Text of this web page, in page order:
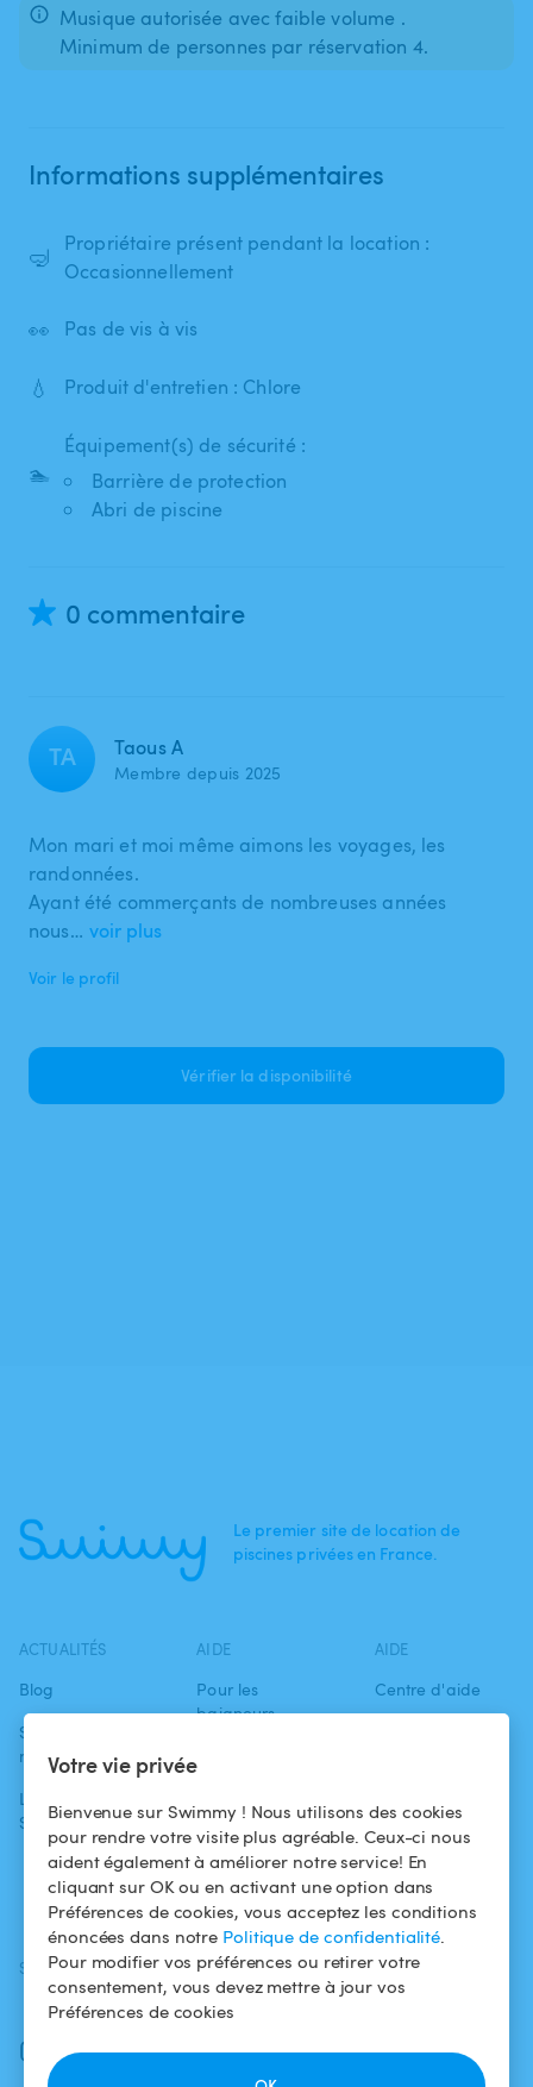
Votre vie privée
Bienvenue sur Swimmy ! Nous utilisons des cookies
pour rendre votre visite plus agréable. Ceux-ci nous
aident également à améliorer notre service! En
cliquant sur OK ou en activant une option dans
Préférences de cookies, vous acceptez les conditions
énoncées dans notre Politique de confidentialité.
Pour modifier vos préférences ou retirer votre
consentement, vous devez mettre à jour vos
Préférences de cookies
Musique autorisée avec faible volume .
Minimum de personnes par réservation 4.
Informations supplémentaires
🤿
Propriétaire présent pendant la location :
Occasionnellement
👀 Pas de vis à vis
💧 Produit d'entretien : Chlore
🏊
Équipement(s) de sécurité :
Barrière de protection
Abri de piscine
0 commentaire
TA Taous A
Membre depuis 2025
Mon mari et moi même aimons les voyages, les
randonnées.
Ayant été commerçants de nombreuses années
nous… voir plus
Voir le profil
Vérifier la disponibilité
Le premier site de location de
piscines privées en France.
ACTUALITÉS
Blog
Swimmy dans les
médias
L'aventure
Swimmy
AIDE
Pour les
baigneurs
Louer ma piscine
Comment ça
marche ?
AIDE
Centre d'aide
confidentialité
Mentions légales
SUIVEZ-NOUS
Facebook
Instagram
TÉLÉCHARGEZ L'APP